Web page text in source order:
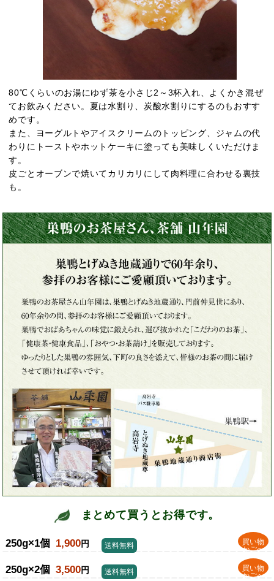
80℃くらいのお湯にゆず茶を小さじ2～3杯入れ、よくかき混ぜ
てお飲みください。夏は水割り、炭酸水割りにするのもおすす
めです。
また、ヨーグルトやアイスクリームのトッピング、ジャムの代
わりにトーストやホットケーキに塗っても美味しくいただけま
す。
皮ごとオーブンで焼いてカリカリにして肉料理に合わせる裏技
も。
まとめて買うとお得です。
250g×1個 1,900円
買い物
かごへ
送料無料
250g×2個 3,500円
買い物
かごへ
送料無料